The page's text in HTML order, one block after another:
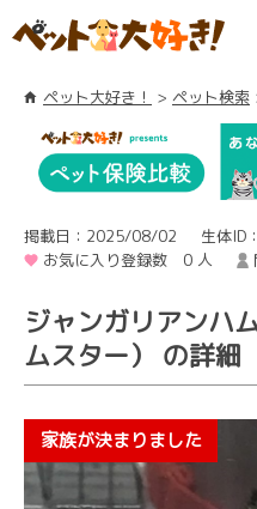
ペット大好き！ ペット検索
掲載日：2025/08/02
生体ID
お気に入り登録数 0 人
ジャンガリアンハ
ムスター） の詳細